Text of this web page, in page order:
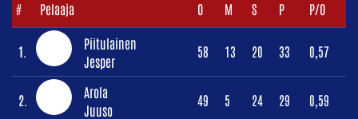
# Pelaaja O M S P P/O
1.
Piitulainen
Jesper
58 13 20 33 0,57
2.
Arola
Juuso
49 5 24 29 0,59